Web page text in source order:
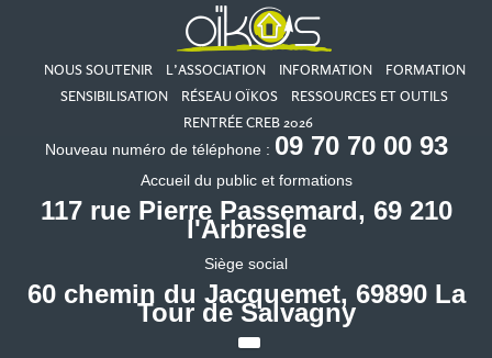
CHANGEMENT DE COORDONNEES !!
Nouveau numéro de téléphone : 09 70 70 00 93
Accueil du public et formations
117 rue Pierre Passemard, 69 210
l'Arbresle
Siège social
60 chemin du Jacquemet, 69890 La
Tour de Salvagny
NOUS SOUTENIR L’ASSOCIATION INFORMATION
FORMATION
SENSIBILISATION
RÉSEAU OÏKOS
RESSOURCES ET OUTILS
RENTRÉE CREB 2026